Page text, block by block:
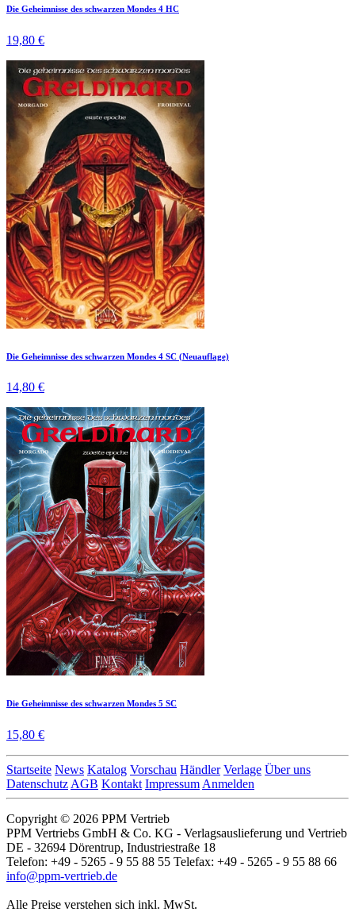
Die Geheimnisse des schwarzen Mondes 4 HC
19,80 €
Die Geheimnisse des schwarzen Mondes 4 SC (Neuauflage)
14,80 €
Die Geheimnisse des schwarzen Mondes 5 SC
15,80 €
Startseite News Katalog Vorschau Händler Verlage Über uns
DatenschutzAGB Kontakt ImpressumAnmelden
Copyright © 2026 PPM Vertrieb
PPM Vertriebs GmbH & Co. KG - Verlagsauslieferung und Vertrieb
DE - 32694 Dörentrup, Industriestraße 18
Telefon: +49 - 5265 - 9 55 88 55 Telefax: +49 - 5265 - 9 55 88 66
info@ppm-vertrieb.de
Alle Preise verstehen sich inkl. MwSt.